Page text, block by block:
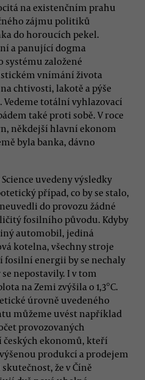
na existenčním prahu
zájmu politiků
do horoucích pekel.
a panující dogma
založené
vnímání života
chtivosti, lakotě a pýše
totální vyhlazovací
také proti sobě. V roce
někdejší hlavní ekonom
byla banka, dávno
Science uvedeny výsledky
případ, co by se stalo,
do provozu žádné
fosilního původu. Kdyby
automobil, jediná
kotelna, všechny stroje
fosilní energii by se nechaly
nepostavily. I v tom
na Zemi zvýšila o 1,3°C.
úrovně uvedeného
můžeme uvést například
provozovaných
ekonomů, kteří
produkcí a prodejem
že v Číně